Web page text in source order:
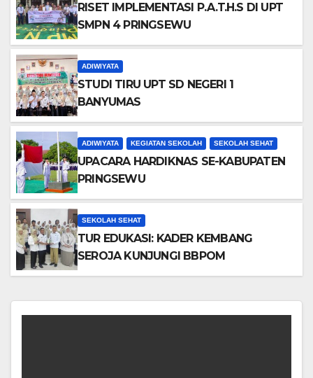
RISET IMPLEMENTASI P.A.T.H.S DI UPT
SMPN 4 PRINGSEWU
ADIWIYATA
STUDI TIRU UPT SD NEGERI 1
BANYUMAS
ADIWIYATA KEGIATAN SEKOLAH SEKOLAH SEHAT
UPACARA HARDIKNAS SE-KABUPATEN
PRINGSEWU
SEKOLAH SEHAT
TUR EDUKASI: KADER KEMBANG
SEROJA KUNJUNGI BBPOM